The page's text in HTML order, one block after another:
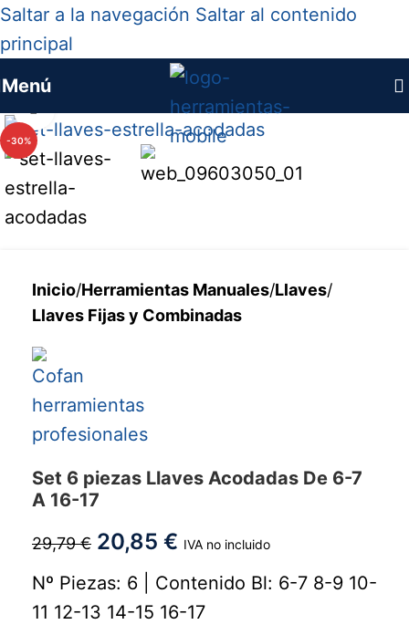
Saltar a la navegación Saltar al contenido
principal
Menú
-30%
Haga clic para ampliar
Inicio/Herramientas Manuales/Llaves/
Llaves Fijas y Combinadas
Set 6 piezas Llaves Acodadas De 6-7
A 16-17
29,79€ 20,85 € IVA no incluido
Nº Piezas: 6 | Contenido Bl: 6-7 8-9 10-
11 12-13 14-15 16-17